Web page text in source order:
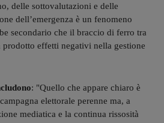
delle sottovalutazioni e delle
dell’emergenza è un fenomeno
secondario che il braccio di ferro tra
prodotto effetti negativi nella gestione
: "Quello che appare chiaro è
elettorale perenne ma, a
mediatica e la continua rissosità